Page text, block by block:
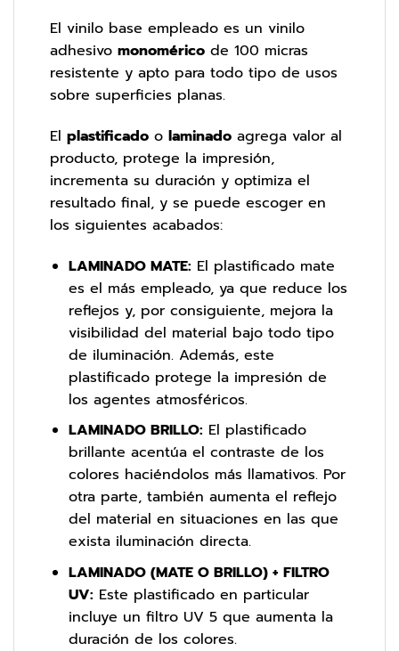
El vinilo base empleado es un vinilo
adhesivo monomérico de 100 micras
resistente y apto para todo tipo de usos
sobre superficies planas.
El plastificado o laminado agrega valor al
producto, protege la impresión,
incrementa su duración y optimiza el
resultado final, y se puede escoger en
los siguientes acabados:
LAMINADO MATE: El plastificado mate
es el más empleado, ya que reduce los
reflejos y, por consiguiente, mejora la
visibilidad del material bajo todo tipo
de iluminación. Además, este
plastificado protege la impresión de
los agentes atmosféricos.
LAMINADO BRILLO: El plastificado
brillante acentúa el contraste de los
colores haciéndolos más llamativos. Por
otra parte, también aumenta el reflejo
del material en situaciones en las que
exista iluminación directa.
LAMINADO (MATE O BRILLO) + FILTRO
UV: Este plastificado en particular
incluye un filtro UV 5 que aumenta la
duración de los colores.